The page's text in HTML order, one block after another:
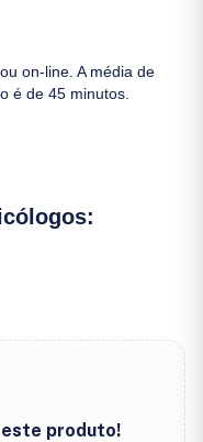
on-line. A média de
é de 45 minutos.
este produto!